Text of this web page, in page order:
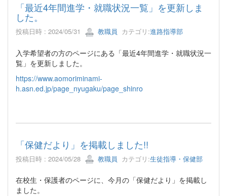
「最近4年間進学・就職状況一覧」を更新しま
した。
投稿日時 : 2024/05/31 教職員 カテゴリ:進路指導部
入学希望者の方のページにある「最近4年間進学・就職状況一
覧」を更新しました。
https://www.aomoriminami-
h.asn.ed.jp/page_nyugaku/page_shinro
「保健だより」を掲載しました!!
投稿日時 : 2024/05/28 教職員 カテゴリ:生徒指導・保健部
在校生・保護者のページに、今月の「保健だより」を掲載し
ました。